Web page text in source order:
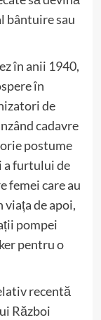
bântuire sau
în anii 1940,
în
de
cadavre
postume
a furtului de
femei care au
de apoi,
pompei
pentru o
recentă
Război